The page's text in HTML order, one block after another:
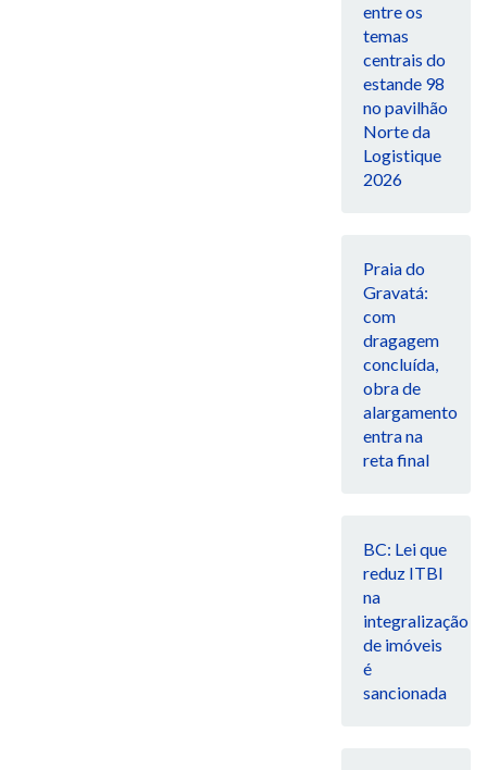
entre os
temas
centrais do
estande 98
no pavilhão
Norte da
Logistique
2026
Praia do
Gravatá:
com
dragagem
concluída,
obra de
alargamento
entra na
reta final
BC: Lei que
reduz ITBI
na
integralização
de imóveis
é
sancionada